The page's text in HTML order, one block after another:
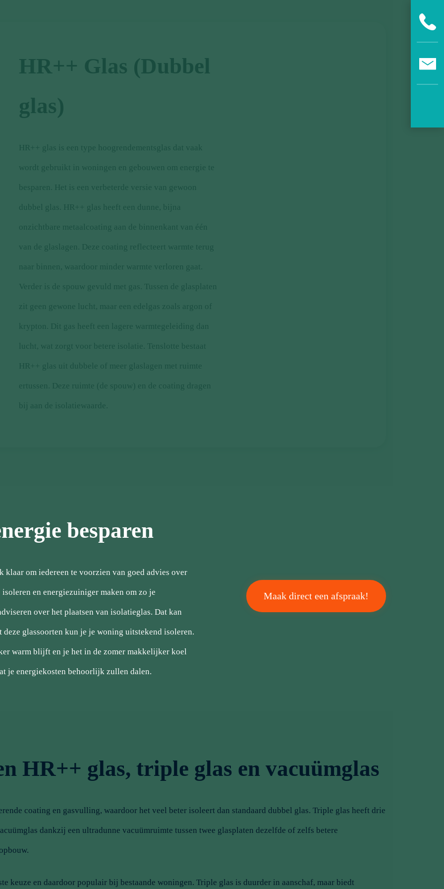
HR++ Glas (Dubbel
glas)
HR++ glas is een type hoogrendementsglas dat vaak
wordt gebruikt in woningen en gebouwen om energie te
besparen. Het is een verbeterde versie van gewoon
dubbel glas. HR++ glas heeft een dunne, bijna
onzichtbare metaalcoating aan de binnenkant van één
van de glaslagen. Deze coating reflecteert warmte terug
naar binnen, waardoor minder warmte verloren gaat.
Verder is de spouw gevuld met gas. Tussen de glasplaten
zit geen gewone lucht, maar een edelgas zoals argon of
krypton. Dit gas heeft een lagere warmtegeleiding dan
lucht, wat zorgt voor betere isolatie. Tenslotte bestaat
HR++ glas uit dubbele of meer glaslagen met ruimte
ertussen. Deze ruimte (de spouw) en de coating dragen
bij aan de isolatiewaarde.
besparen
klaar om iedereen te voorzien van goed advies over
en energiezuiniger maken om zo je
over het plaatsen van isolatieglas. Dat kan
glassoorten kun je je woning uitstekend isoleren.
warm blijft en je het in de zomer makkelijker koel
je energiekosten behoorlijk zullen dalen.
Maak direct een afspraak!
HR++ glas, triple glas en vacuümglas
coating en gasvulling, waardoor het veel beter isoleert dan standaard dubbel glas. Triple glas heeft drie
dankzij een ultradunne vacuümruimte tussen twee glasplaten dezelfde of zelfs betere
keuze en daardoor populair bij bestaande woningen. Triple glas is duurder in aanschaf, maar biedt